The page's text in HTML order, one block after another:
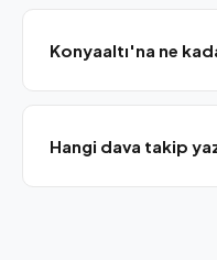
hukuk büroları için
Konyaaltı'na ne
uzaktan müdahale.
Hangi dava takip